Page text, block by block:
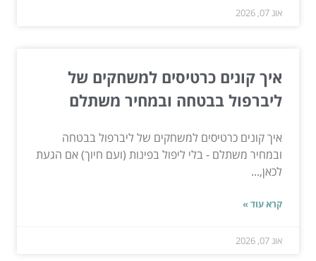
אוג 07, 2026
איך קונים כרטיסים למשחקים של
ליברפול בבטחה ובמחיר משתלם
איך קונים כרטיסים למשחקים של ליברפול בבטחה
ובמחיר משתלם - בלי ליפול בפינות (ועם חיוך) אם הגעת
לכאן,...
קרא עוד »
אוג 07, 2026